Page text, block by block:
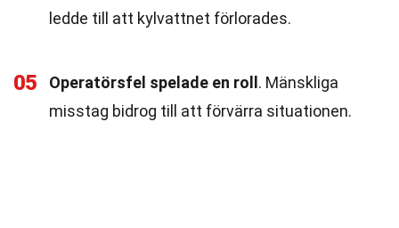
ledde till att kylvattnet förlorades.
05 Operatörsfel spelade en roll . Mänskliga
misstag bidrog till att förvärra situationen.